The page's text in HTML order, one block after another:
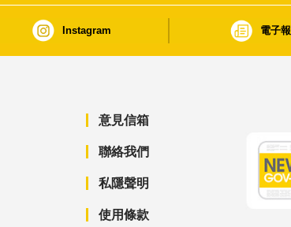
Instagram 電子報
意見信箱
聯絡我們
私隱聲明
使用條款